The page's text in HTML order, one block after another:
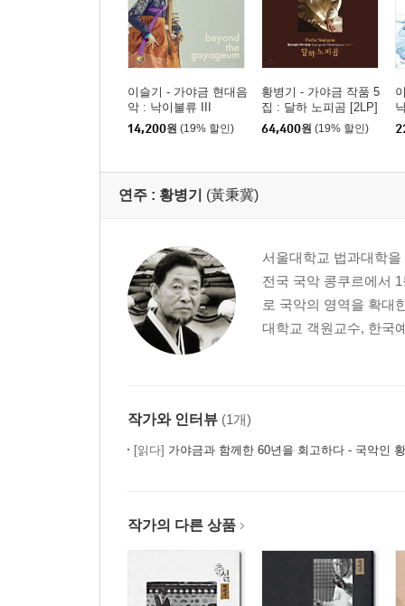
이슬기 - 가야금 현대음
악 : 낙이불류 III
14,200원 (19% 할인)
황병기 - 가야금 작품 5
집 : 달하 노피곰 [2LP]
64,400원 (19% 할인)
연주 : 황병기 (黃秉冀)
서울대학교 법과대학
전국 국악 콩쿠르에서
로 국악의 영역을 확대
대학교 객원교수, 한국
작가와 인터뷰 (1개)
[읽다] 가야금과 함께한 60년을 회고하다 - 국악인
작가의 다른 상품